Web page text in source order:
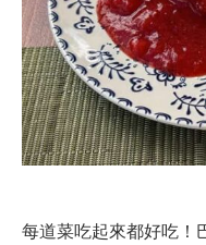
每道菜吃起來都好吃！